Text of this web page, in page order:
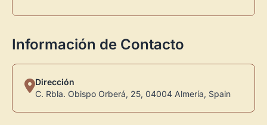
Información de Contacto
Dirección
C. Rbla. Obispo Orberá, 25, 04004 Almería, Spain